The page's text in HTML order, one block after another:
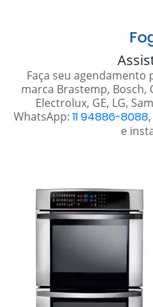
Faça seu agendamento
marca Brastemp, Bosch,
Electrolux, GE, LG,
WhatsApp: 11 94886-8088
e